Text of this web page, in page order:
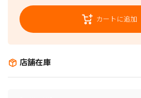
カートに追加
店舗在庫